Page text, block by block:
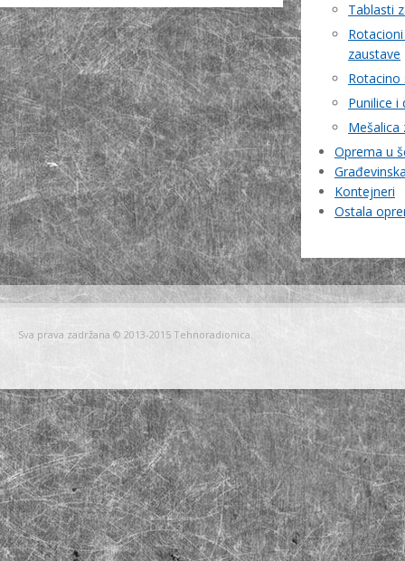
Tablasti
zaustave
Rotacino
Punilice i
Mešalica
Oprema u
Kontejneri
Ostala
Sva prava zadržana © 2013-2015 Tehnoradionica.